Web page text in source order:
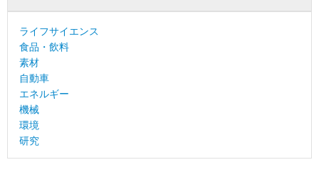
ライフサイエンス
食品・飲料
素材
自動車
エネルギー
機械
環境
研究